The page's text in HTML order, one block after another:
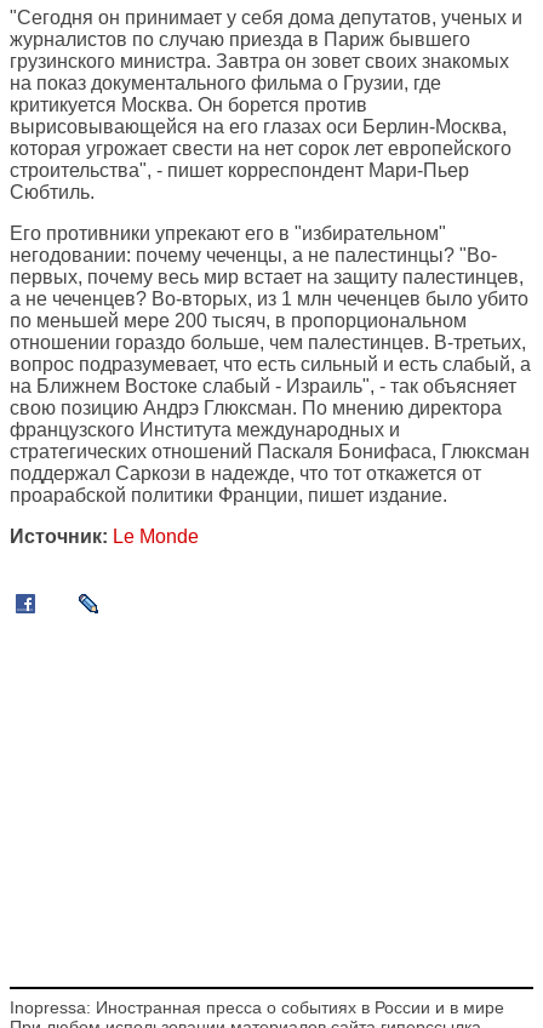
"Сегодня он принимает у себя дома депутатов, ученых и
журналистов по случаю приезда в Париж бывшего
грузинского министра. Завтра он зовет своих знакомых
на показ документального фильма о Грузии, где
критикуется Москва. Он борется против
вырисовывающейся на его глазах оси Берлин-Москва,
которая угрожает свести на нет сорок лет европейского
строительства", - пишет корреспондент Мари-Пьер
Сюбтиль.
Его противники упрекают его в "избирательном"
негодовании: почему чеченцы, а не палестинцы? "Во-
первых, почему весь мир встает на защиту палестинцев,
а не чеченцев? Во-вторых, из 1 млн чеченцев было убито
по меньшей мере 200 тысяч, в пропорциональном
отношении гораздо больше, чем палестинцев. В-третьих,
вопрос подразумевает, что есть сильный и есть слабый, а
на Ближнем Востоке слабый - Израиль", - так объясняет
свою позицию Андрэ Глюксман. По мнению директора
французского Института международных и
стратегических отношений Паскаля Бонифаса, Глюксман
поддержал Саркози в надежде, что тот откажется от
проарабской политики Франции, пишет издание.
Источник: Le Monde
Inopressa: Иностранная пресса о событиях в России и в мире